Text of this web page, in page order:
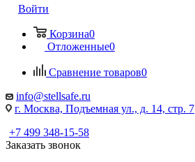
Войти
Корзина0
Отложенные0
Сравнение товаров0
info@stellsafe.ru
г. Москва, Подъемная ул., д. 14, стр. 7
+7 499 348-15-58
Заказать звонок